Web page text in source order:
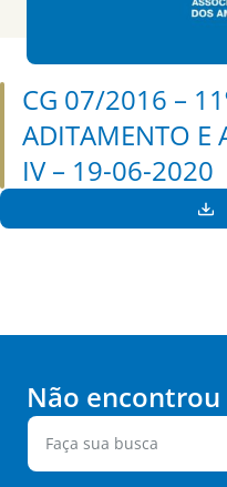
CG 07/2016 –
ADITAMENTO E
IV – 19-06-2020
Não